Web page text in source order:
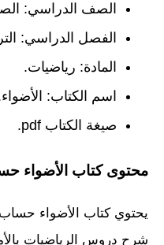
الصف الدراسي:
الفصل الدراسي:
المادة: رياضيات.
اسم الكتاب:
صيغة الكتاب pdf.
محتوى كتاب الأضواء حساب 2 ابتدائي
شرح دروس الرياضيات